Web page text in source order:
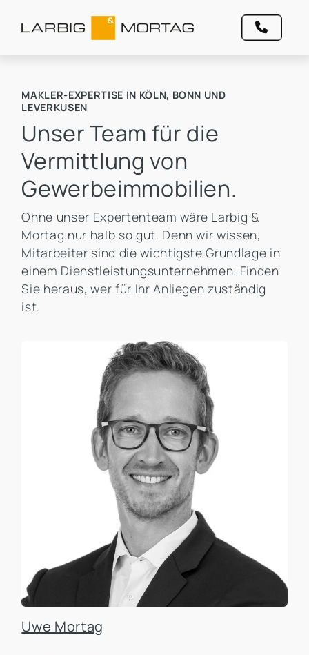
MAKLER-EXPERTISE IN KÖLN, BONN UND
LEVERKUSEN
Unser Team für die
Vermittlung von
Gewerbeimmobilien.
Ohne unser Expertenteam wäre Larbig &
Mortag nur halb so gut. Denn wir wissen,
Mitarbeiter sind die wichtigste Grundlage in
einem Dienstleistungsunternehmen. Finden
Sie heraus, wer für Ihr Anliegen zuständig
ist.
Uwe Mortag